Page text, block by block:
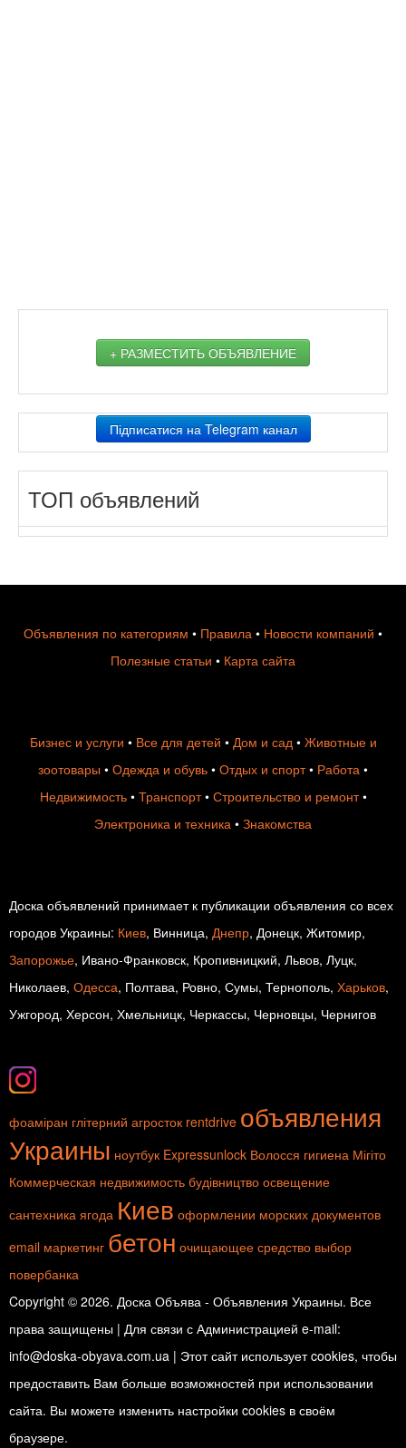
+ РАЗМЕСТИТЬ ОБЪЯВЛЕНИЕ
Підписатися на Telegram канал
ТОП объявлений
Объявления по категориям • Правила • Новости компаний •
Полезные статьи • Карта сайта
Бизнес и услуги • Все для детей • Дом и сад• Животные и
зоотовары • Одежда и обувь • Отдых и спорт• Работа •
Недвижимость• Транспорт• Строительство и ремонт•
Электроника и техника • Знакомства
Доска объявлений принимает к публикации объявления со всех
городов Украины: Киев, Винница, Днепр, Донецк, Житомир,
Запорожье, Ивано-Франковск, Кропивницкий, Львов, Луцк,
Николаев, Одесса, Полтава, Ровно, Сумы, Тернополь, Харьков,
Ужгород, Херсон, Хмельницк, Черкассы, Черновцы, Чернигов
фоаміран глітерний агросток rentdrive объявления
Украины ноутбук Expressunlock Волосся гигиена Мігіто
Коммерческая недвижимость будівництво освещение
сантехника ягода Киев оформлении морских документов
email маркетинг бетон очищающее средство выбор
повербанка
Copyright © 2026. Доска Объява - Объявления Украины. Все
права защищены | Для связи с Администрацией e-mail:
info@doska-obyava.com.ua | Этот сайт использует cookies, чтобы
предоставить Вам больше возможностей при использовании
сайта. Вы можете изменить настройки cookies в своём
браузере.